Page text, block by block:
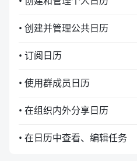
• 创建并管理公共日历
• 订阅日历
• 使用群成员日历
• 在组织内外分享日历
• 在日历中查看、编辑任务